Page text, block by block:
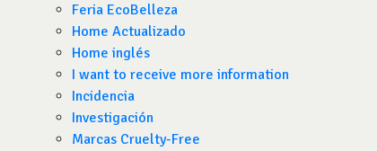
Feria EcoBelleza
Home Actualizado
Home inglés
I want to receive more information
Incidencia
Investigación
Marcas Cruelty-Free